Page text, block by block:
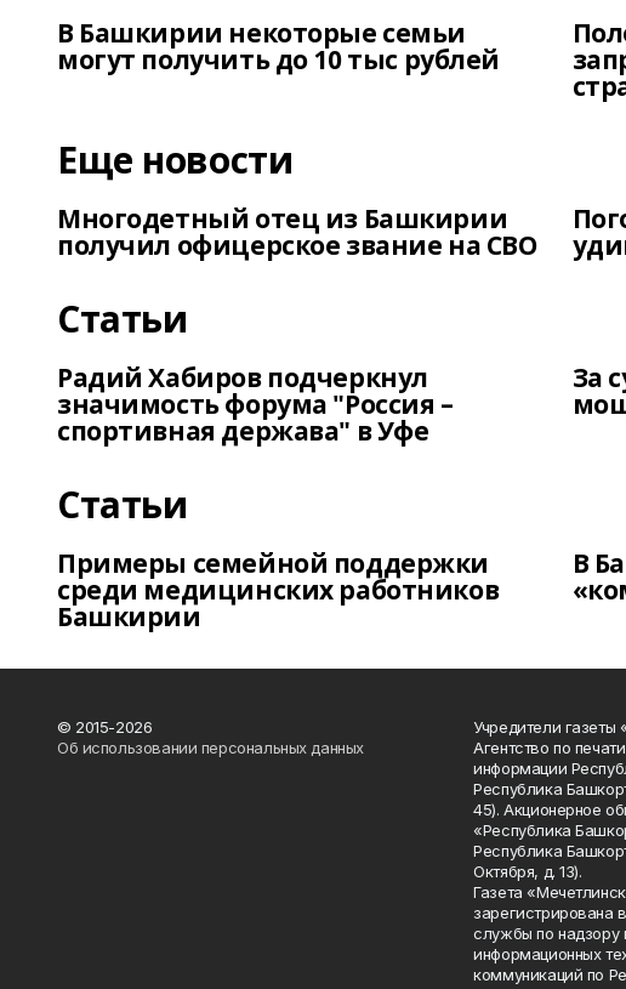
В Башкирии некоторые семьи
могут получить до 10 тыс рублей
Еще новости
Многодетный отец из Башкирии
получил офицерское звание на СВО
Статьи
Радий Хабиров подчеркнул
значимость форума "Россия –
спортивная держава" в Уфе
За
Статьи
Примеры семейной поддержки
среди медицинских работников
Башкирии
В
© 2015-2026
Об использовании персональных данных
Учредители газеты
Агентство по
информации
Республика
45). Акционерное
«Республика
Республика
Октября, д. 13).
Газета
зарегистрирована
службы по надзору
информационных
коммуникаций по